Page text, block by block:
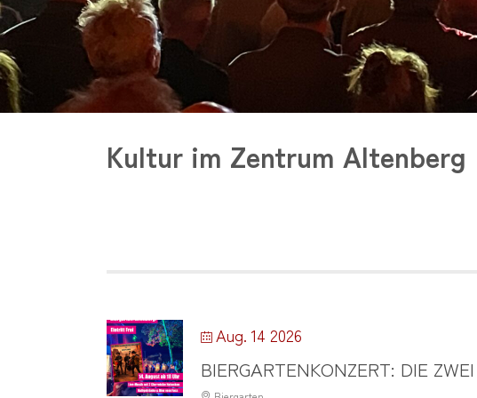
Kultur im Zentrum Altenberg
Aug. 14 2026
BIERGARTENKONZERT: DIE